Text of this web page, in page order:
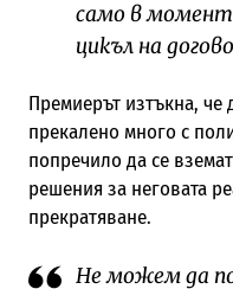
само в
цикъл на
Премиерът изтъкна, че
прекалено много с
попречило да се
решения за неговата
прекратяване.
Не можем да